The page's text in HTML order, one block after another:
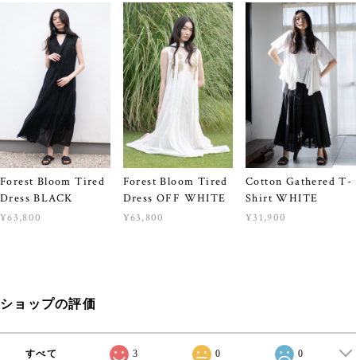
Forest Bloom Tired
Dress BLACK
¥63,800
Forest Bloom Tired
Dress OFF WHITE
¥63,800
Cotton Gathered T-
Shirt WHITE
¥31,900
ショップの評価
すべて 3 0 0